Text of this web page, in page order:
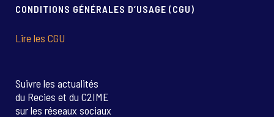
CONDITIONS GÉNÉRALES D’USAGE (CGU)
Lire les CGU
Suivre les actualités
du Recies et du C2IME
sur les réseaux sociaux